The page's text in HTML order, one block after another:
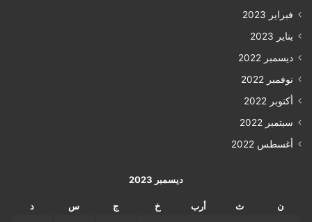
فبراير 2023
يناير 2023
ديسمبر 2022
نوفمبر 2022
أكتوبر 2022
سبتمبر 2022
أغسطس 2022
ديسمبر 2023
ن ث أرب خ ج س د